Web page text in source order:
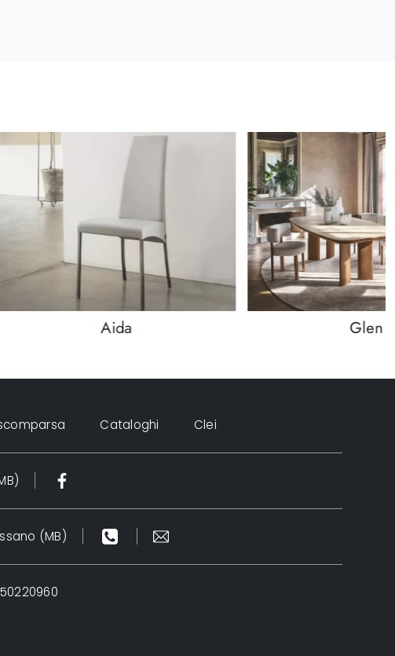
Aida Glen
Cataloghi Clei
(MB)